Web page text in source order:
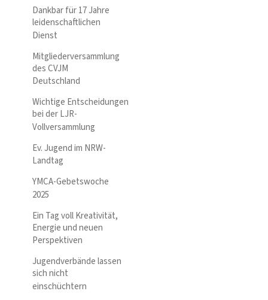
Dankbar für 17 Jahre
leidenschaftlichen
Dienst
Mitgliederversammlung
des CVJM
Deutschland
Wichtige Entscheidungen
bei der LJR-
Vollversammlung
Ev. Jugend im NRW-
Landtag
YMCA-Gebetswoche
2025
Ein Tag voll Kreativität,
Energie und neuen
Perspektiven
Jugendverbände lassen
sich nicht
einschüchtern